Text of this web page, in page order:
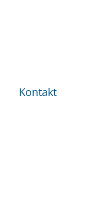
Kontakt